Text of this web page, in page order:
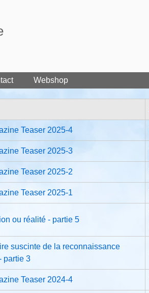
Webshop
Teaser 2025-4
Teaser 2025-3
Teaser 2025-2
Teaser 2025-1
ou réalité - partie 5
suscinte de la reconnaissance
partie 3
Teaser 2024-4